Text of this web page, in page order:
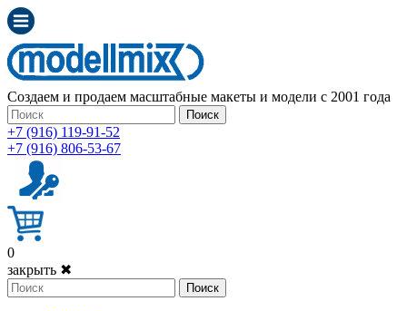
Создаем и продаем масштабные макеты и модели с 2001 года
Поиск
+7 (916) 119-91-52
+7 (916) 806-53-67
0
закрыть ✖
Поиск